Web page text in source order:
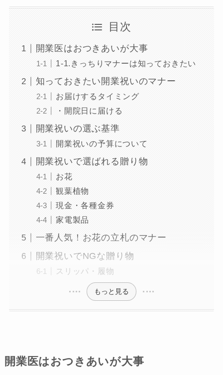
目次
開業医はおつきあいが大事
1-1.きっちりマナーは知っておきたい
知っておきたい開業祝いのマナー
お届けするタイミング
・開院日に届ける
開業祝いの選ぶ基準
開業祝いの予算について
開業祝いで選ばれる贈り物
お花
観葉植物
現金・各種金券
家電製品
一番人気！お花の立札のマナー
開業祝いでNGな贈り物
スリッパ・履物
もっと見る
開業医はおつきあいが大事